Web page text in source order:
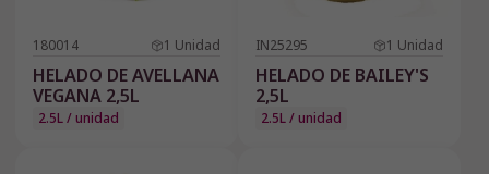
180014 1 Unidad
HELADO DE AVELLANA
VEGANA 2,5L
2.5L / unidad
IN25295 1 Unidad
HELADO DE BAILEY'S
2,5L
2.5L / unidad